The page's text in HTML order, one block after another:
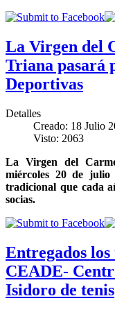
La Virgen del
Triana pasará
Deportivas
Detalles
Creado: 18 Julio
Visto: 2063
La Virgen del
miércoles 20 de
tradicional que cada
socias.
Entregados
CEADE-
Isidoro de tenis